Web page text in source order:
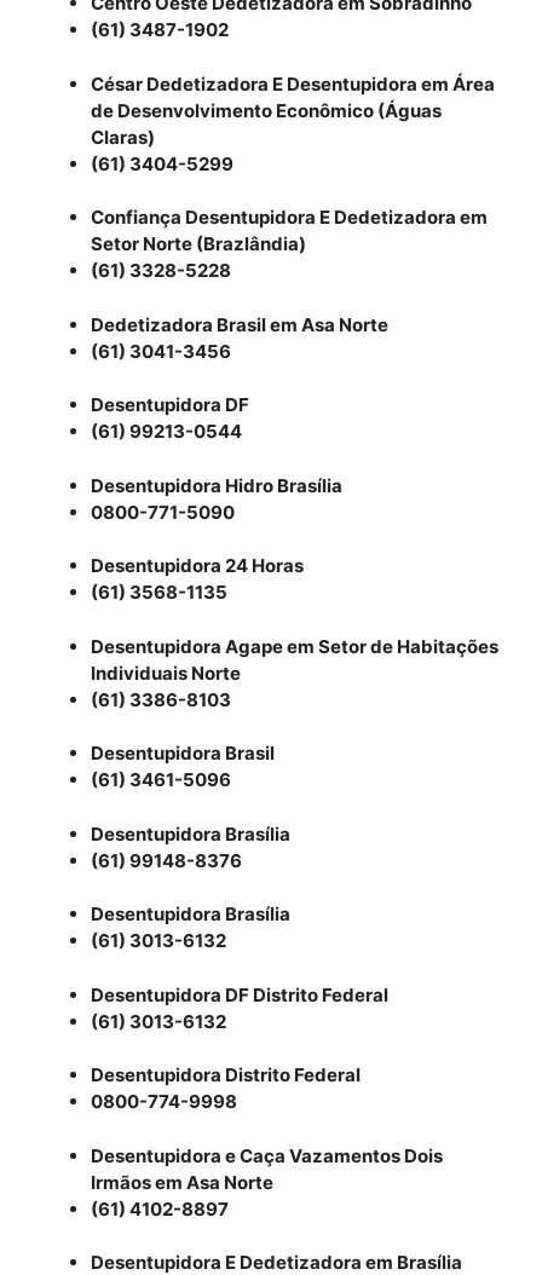
(61) 3487-1902
César Dedetizadora E Desentupidora em Área
de Desenvolvimento Econômico (Águas
Claras)
(61) 3404-5299
Confiança Desentupidora E Dedetizadora em
Setor Norte (Brazlândia)
(61) 3328-5228
Dedetizadora Brasil em Asa Norte
(61) 3041-3456
Desentupidora DF
(61) 99213-0544
Desentupidora Hidro Brasília
0800-771-5090
Desentupidora 24 Horas
(61) 3568-1135
Desentupidora Agape em Setor de Habitações
Individuais Norte
(61) 3386-8103
Desentupidora Brasil
(61) 3461-5096
Desentupidora Brasília
(61) 99148-8376
Desentupidora Brasília
(61) 3013-6132
Desentupidora DF Distrito Federal
(61) 3013-6132
Desentupidora Distrito Federal
0800-774-9998
Desentupidora e Caça Vazamentos Dois
Irmãos em Asa Norte
(61) 4102-8897
Desentupidora E Dedetizadora em Brasília